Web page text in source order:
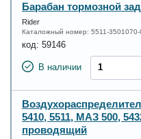
Барабан тормозной
Rider
Каталожный номер: 5511-3501070-
код: 59146
В наличии
5410, 5511, МАЗ 500,
проводящий